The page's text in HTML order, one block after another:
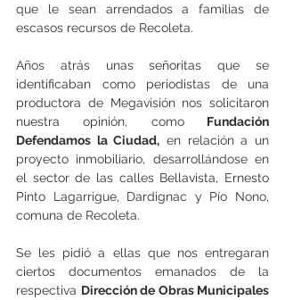
que le sean arrendados a familias de
escasos recursos de Recoleta.
Años atrás unas señoritas que se
identificaban como periodistas de una
productora de Megavisión nos solicitaron
nuestra opinión, como Fundación
Defendamos la Ciudad, en relación a un
proyecto inmobiliario, desarrollándose en
el sector de las calles Bellavista, Ernesto
Pinto Lagarrigue, Dardignac y Pío Nono,
comuna de Recoleta.
Se les pidió a ellas que nos entregaran
ciertos documentos emanados de la
respectiva Dirección de Obras Municipales